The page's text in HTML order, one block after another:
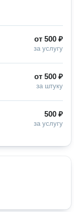
от 500 ₽
за услугу
от 500 ₽
за штуку
500 ₽
за услугу